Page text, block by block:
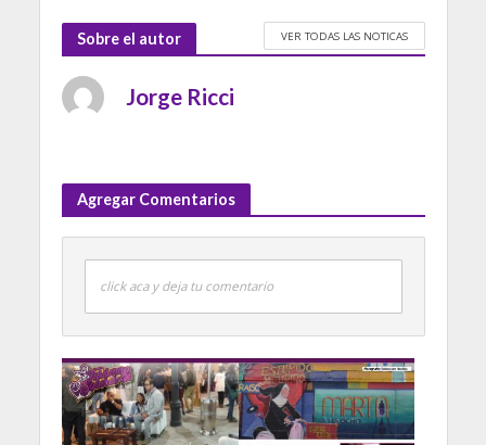
Sobre el autor VER TODAS LAS NOTICAS
Jorge Ricci
Agregar Comentarios
click aca y deja tu comentario